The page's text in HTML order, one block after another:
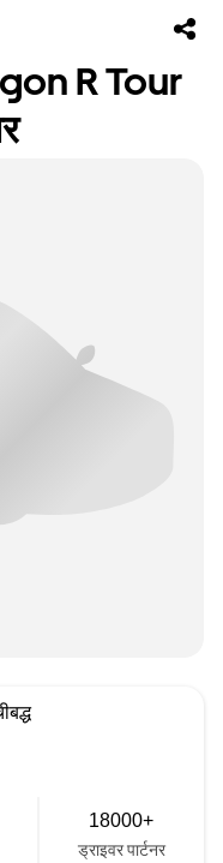
R Tour
18000+
ड्राइवर पार्टनर